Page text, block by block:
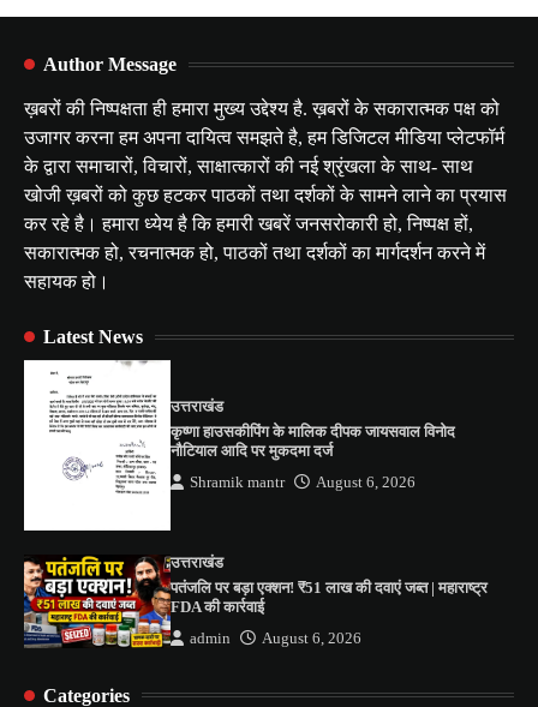
Author Message
ख़बरों की निष्पक्षता ही हमारा मुख्य उद्देश्य है. ख़बरों के सकारात्मक पक्ष को
उजागर करना हम अपना दायित्व समझते है, हम डिजिटल मीडिया प्लेटफॉर्म
के द्वारा समाचारों, विचारों, साक्षात्कारों की नई श्रृंखला के साथ- साथ
खोजी ख़बरों को कुछ हटकर पाठकों तथा दर्शकों के सामने लाने का प्रयास
कर रहे है। हमारा ध्येय है कि हमारी खबरें जनसरोकारी हो, निष्पक्ष हों,
सकारात्मक हो, रचनात्मक हो, पाठकों तथा दर्शकों का मार्गदर्शन करने में
सहायक हो।
Latest News
उत्तराखंड
कृष्णा हाउसकीपिंग के मालिक दीपक जायसवाल विनोद
नौटियाल आदि पर मुकदमा दर्ज
Shramik mantr August 6, 2026
उत्तराखंड
पतंजलि पर बड़ा एक्शन! ₹51 लाख की दवाएं जब्त | महाराष्ट्र
FDA की कार्रवाई
admin August 6, 2026
Categories